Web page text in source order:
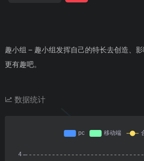
趣小组 – 趣小组发挥自己的特长去创造、
更有趣吧。
数据统计